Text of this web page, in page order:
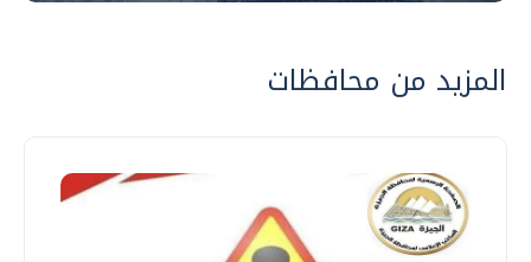
المزيد من محافظات